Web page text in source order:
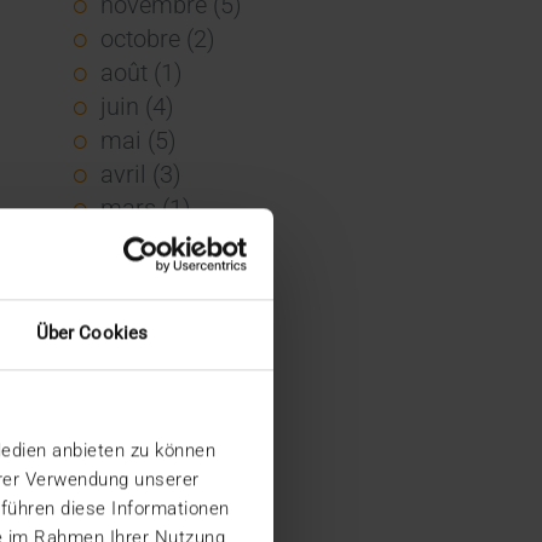
Über Cookies
anbieten zu können
Verwendung unserer
diese Informationen
Rahmen Ihrer Nutzung
octobre (2)
août (1)
juin (4)
mai (5)
avril (3)
mars (1)
février (1)
janvier (2)
2022
mai (5)
février (1)
janvier (3)